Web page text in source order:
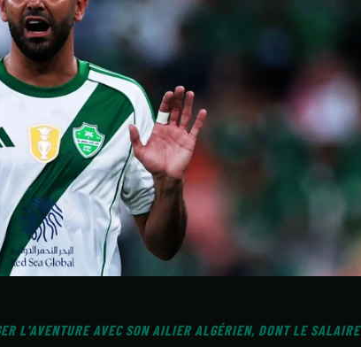
L'AVENTURE AVEC SON AILIER ALGÉRIEN, DONT LE SALAIRE